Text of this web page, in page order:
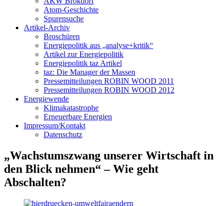
Atom-Geschichte
Spurensuche
Artikel-Archiv
Broschüren
Energiepolitik aus „analyse+kritik“
Artikel zur Energiepolitik
Energiepolitik taz Artikel
taz: Die Manager der Massen
Pressemitteilungen ROBIN WOOD 2011
Pressemitteilungen ROBIN WOOD 2012
Energiewende
Klimakatastrophe
Erneuerbare Energien
Impressum/Kontakt
Datenschutz
„Wachstumszwang unserer Wirtschaft in
den Blick nehmen“ – Wie geht
Abschalten?